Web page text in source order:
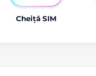
Cheiță SIM